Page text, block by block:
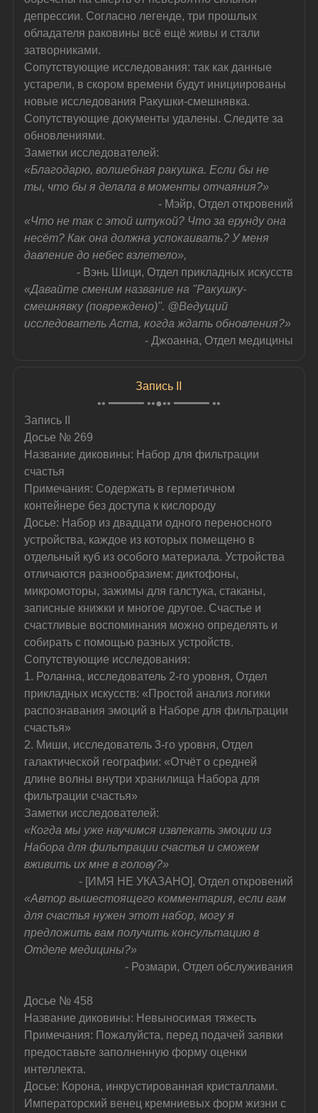
депрессии. Согласно легенде, три прошлых
обладателя раковины всё ещё живы и стали
затворниками.
Сопутствующие исследования: так как данные
устарели, в скором времени будут инициированы
новые исследования Ракушки-смешнявка.
Сопутствующие документы удалены. Следите за
обновлениями.
Заметки исследователей:
«Благодарю, волшебная ракушка. Если бы не
ты, что бы я делала в моменты отчаяния?»
- Мэйр, Отдел откровений
«Что не так с этой штукой? Что за ерунду она
несёт? Как она должна успокаивать? У меня
давление до небес взлетело»,
- Вэнь Шици, Отдел прикладных искусств
«Давайте сменим название на "Ракушку-
смешнявку (повреждено)". @Ведущий
исследователь Аста, когда ждать обновления?»
- Джоанна, Отдел медицины
Запись II
•• ━━━━━ ••●•• ━━━━━ ••
Запись II
Досье № 269
Название диковины: Набор для фильтрации
счастья
Примечания: Содержать в герметичном
контейнере без доступа к кислороду
Досье: Набор из двадцати одного переносного
устройства, каждое из которых помещено в
отдельный куб из особого материала. Устройства
отличаются разнообразием: диктофоны,
микромоторы, зажимы для галстука, стаканы,
записные книжки и многое другое. Счастье и
счастливые воспоминания можно определять и
собирать с помощью разных устройств.
Сопутствующие исследования:
1. Роланна, исследователь 2-го уровня, Отдел
прикладных искусств: «Простой анализ логики
распознавания эмоций в Наборе для фильтрации
счастья»
2. Миши, исследователь 3-го уровня, Отдел
галактической географии: «Отчёт о средней
длине волны внутри хранилища Набора для
фильтрации счастья»
Заметки исследователей:
«Когда мы уже научимся извлекать эмоции из
Набора для фильтрации счастья и сможем
вживить их мне в голову?»
- [ИМЯ НЕ УКАЗАНО], Отдел откровений
«Автор вышестоящего комментария, если вам
для счастья нужен этот набор, могу я
предложить вам получить консультацию в
Отделе медицины?»
- Розмари, Отдел обслуживания
Досье № 458
Название диковины: Невыносимая тяжесть
Примечания: Пожалуйста, перед подачей заявки
предоставьте заполненную форму оценки
интеллекта.
Досье: Корона, инкрустированная кристаллами.
Императорский венец кремниевых форм жизни с